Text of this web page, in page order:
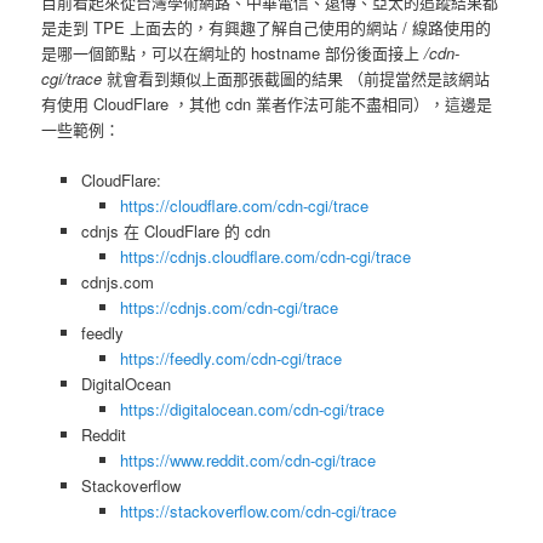
是走到 TPE 上面去的，有興趣了解自己使用的網站 / 線路使用的
是哪一個節點，可以在網址的 hostname 部份後面接上 /cdn-
cgi/trace 就會看到類似上面那張截圖的結果 （前提當然是該網站
有使用 CloudFlare ，其他 cdn 業者作法可能不盡相同），這邊是
一些範例：
CloudFlare:
https://cloudflare.com/cdn-cgi/trace
cdnjs 在 CloudFlare 的 cdn
https://cdnjs.cloudflare.com/cdn-cgi/trace
cdnjs.com
https://cdnjs.com/cdn-cgi/trace
feedly
https://feedly.com/cdn-cgi/trace
DigitalOcean
https://digitalocean.com/cdn-cgi/trace
Reddit
https://www.reddit.com/cdn-cgi/trace
Stackoverflow
https://stackoverflow.com/cdn-cgi/trace